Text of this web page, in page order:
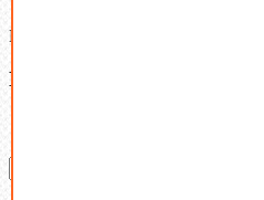
В корзине нет товаров.
Поиск